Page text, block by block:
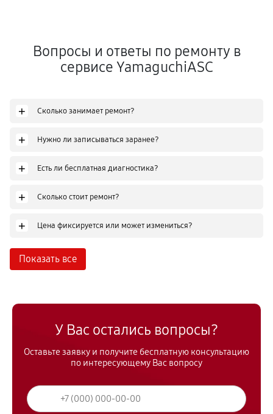
Вопросы и ответы по ремонту в
сервисе YamaguchiASC
+ Сколько занимает ремонт?
+ Нужно ли записываться заранее?
+ Есть ли бесплатная диагностика?
+ Сколько стоит ремонт?
+ Цена фиксируется или может измениться?
Показать все
У Вас остались вопросы?
Оставьте заявку и получите бесплатную консультацию
по интересующему Вас вопросу